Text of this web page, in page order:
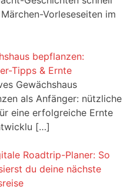
Vorleseseiten im
bepflanzen:
Tipps & Ernte
Gewächshaus
als Anfänger: nützliche
eine erfolgreiche Ernte
[…]
Roadtrip-Planer: So
du deine nächste